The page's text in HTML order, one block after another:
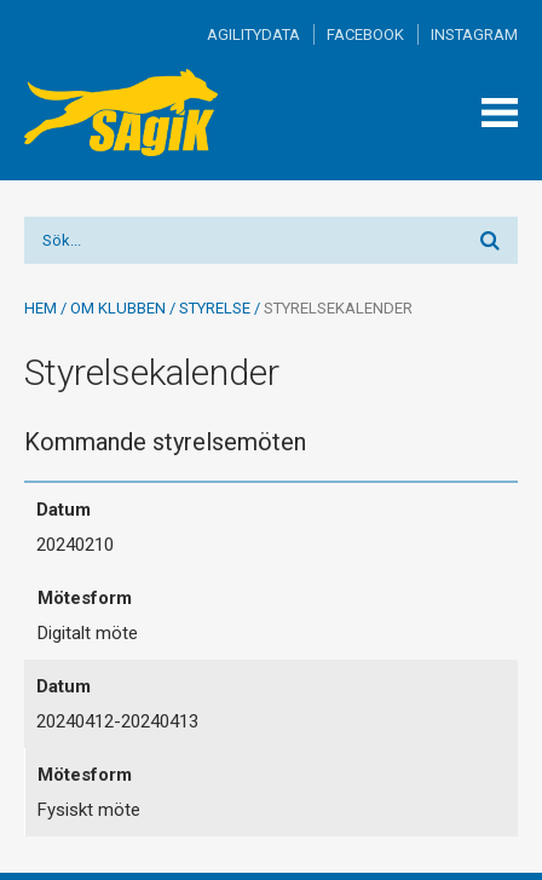
AGILITYDATA FACEBOOK INSTAGRAM
HEM / OM KLUBBEN / STYRELSE / STYRELSEKALENDER
Styrelsekalender
Kommande styrelsemöten
20240210
Digitalt möte
20240412-20240413
Fysiskt möte